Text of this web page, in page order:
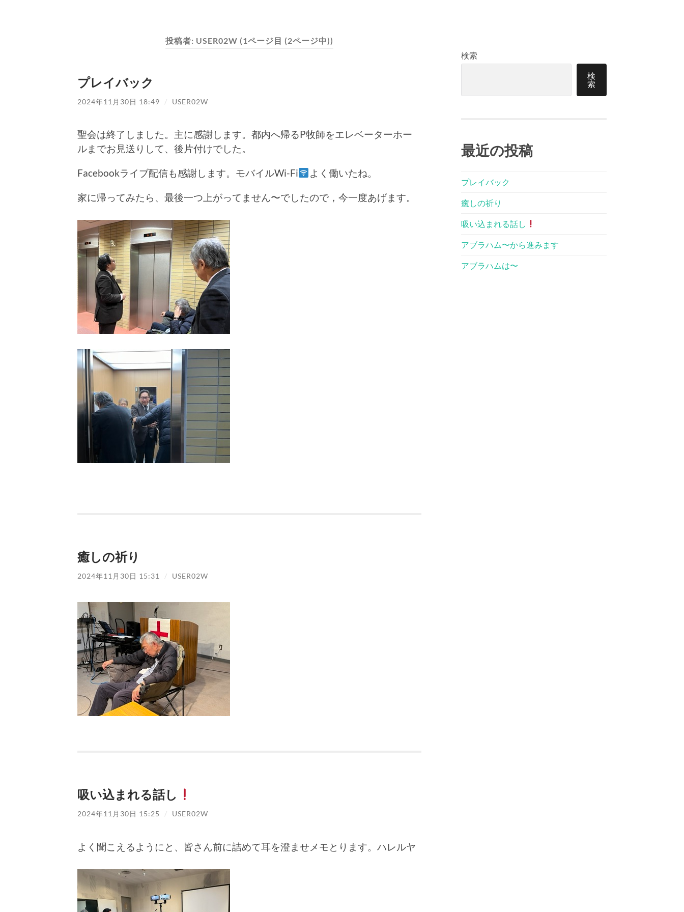
投稿者: USER02W (1ページ目 (2ページ中))
プレイバック
2024年11月30日 18:49 / USER02W
聖会は終了しました。主に感謝します。都内へ帰るP牧師をエレベーターホー
ルまでお見送りして、後片付けでした。
Facebookライブ配信も感謝します。モバイルWi-Fi よく働いたね。
家に帰ってみたら、最後一つ上がってません〜でしたので，今一度あげます。
癒しの祈り
2024年11月30日 15:31 / USER02W
吸い込まれる話し
2024年11月30日 15:25 / USER02W
よく聞こえるようにと、皆さん前に詰めて耳を澄ませメモとります。ハレルヤ
検索
検
索
最近の投稿
プレイバック
癒しの祈り
吸い込まれる話し
アブラハム〜から進みます
アブラハムは〜